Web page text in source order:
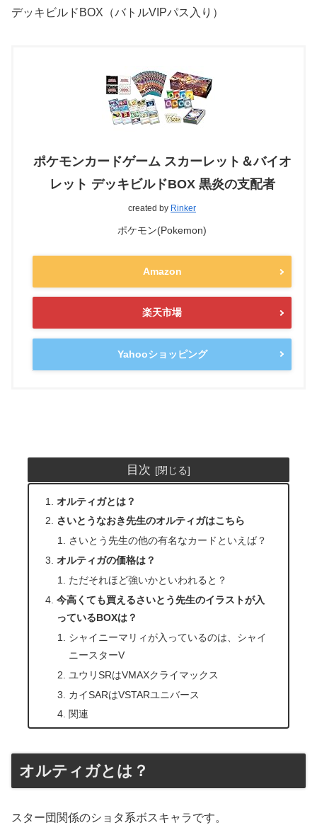
デッキビルドBOX（バトルVIPパス入り）
ポケモンカードゲーム スカーレット＆バイオ
レット デッキビルドBOX 黒炎の支配者
created by Rinker
ポケモン(Pokemon)
Amazon
楽天市場
Yahooショッピング
目次
オルティガとは？
さいとうなおき先生のオルティガはこちら
さいとう先生の他の有名なカードといえば？
オルティガの価格は？
ただそれほど強いかといわれると？
今高くても買えるさいとう先生のイラストが入
っているBOXは？
シャイニーマリィが入っているのは、シャイ
ニースターV
ユウリSRはVMAXクライマックス
カイSARはVSTARユニバース
関連
オルティガとは？
スター団関係のショタ系ボスキャラです。